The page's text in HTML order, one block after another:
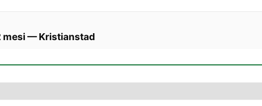
mesi —Kristianstad